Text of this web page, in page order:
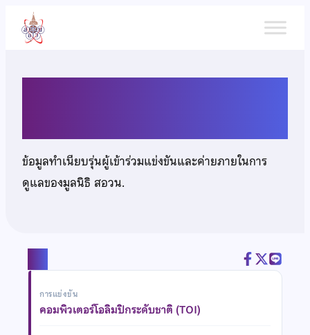
เนื้อหา
ข้อมูลทำเนียบรุ่นผู้เข้าร่วมแข่งขันและค่ายภายในการ
ดูแลของมูลนิธิ สอวน.
การแข่งขัน
คอมพิวเตอร์โอลิมปิกระดับชาติ (TOI)